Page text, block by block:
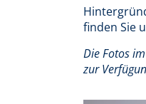
finden Sie
Die Fotos
zur